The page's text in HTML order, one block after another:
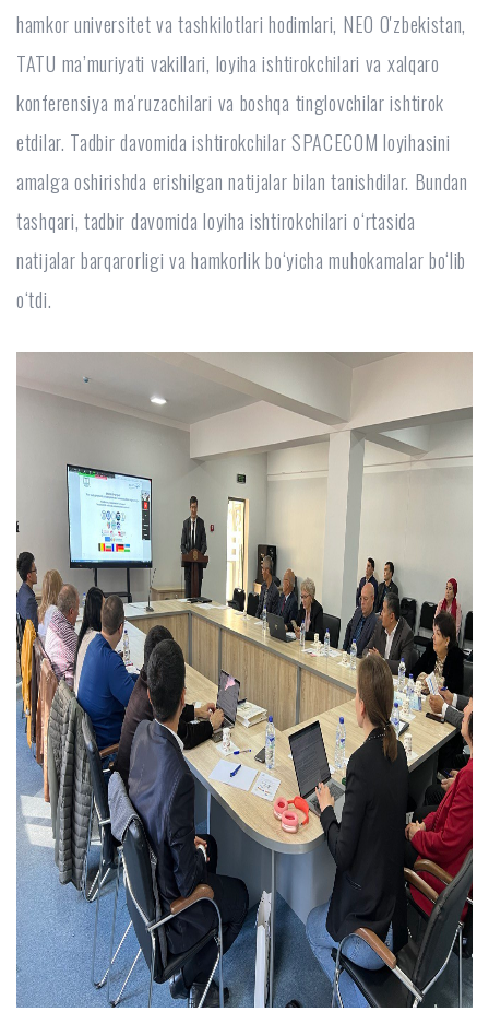
hamkor universitet va tashkilotlari hodimlari, NEO O'zbekistan,
TATU ma’muriyati vakillari, loyiha ishtirokchilari va xalqaro
konferensiya ma'ruzachilari va boshqa tinglovchilar ishtirok
etdilar. Tadbir davomida ishtirokchilar SPACECOM loyihasini
amalga oshirishda erishilgan natijalar bilan tanishdilar. Bundan
tashqari, tadbir davomida loyiha ishtirokchilari oʻrtasida
natijalar barqarorligi va hamkorlik boʻyicha muhokamalar boʻlib
oʻtdi.